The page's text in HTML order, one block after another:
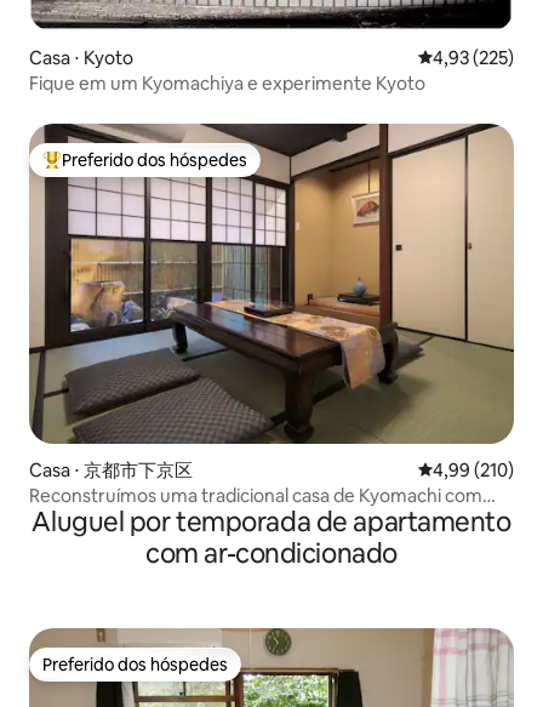
Casa ⋅ Kyoto 4,93 de uma
4,93 (225)
Fique em um Kyomachiya e experimente Kyoto
Entre os melhores preferidos dos hóspedes
Preferido dos hóspedes
Casa ⋅ 京都市下京区 4,99 de uma
4,99 (210)
Reconstruímos uma tradicional casa de Kyomachi com
100 anos de idade! 3DK espaçoso, com capacidade para
até 9 pessoas, com equipamentos completos! A 10
minutos a pé da estação de Quioto!
Aluguel por temporada de apartamento
com ar-condicionado
Preferido dos hóspedes
Preferido dos hóspedes